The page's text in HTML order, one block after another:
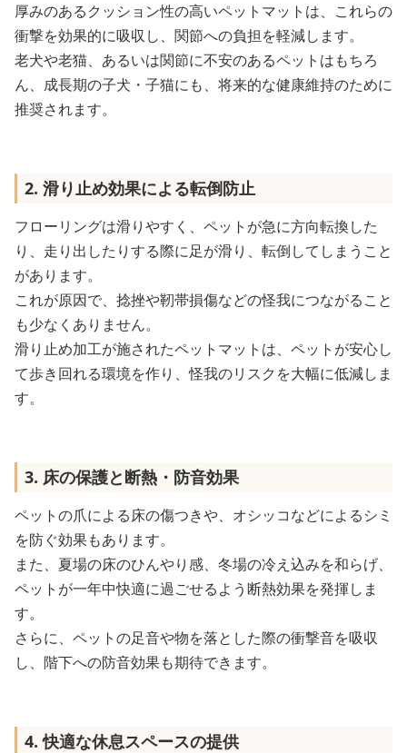
厚みのあるクッション性の高いペットマットは、これらの
衝撃を効果的に吸収し、関節への負担を軽減します。
老犬や老猫、あるいは関節に不安のあるペットはもちろ
ん、成長期の子犬・子猫にも、将来的な健康維持のために
推奨されます。
2. 滑り止め効果による転倒防止
フローリングは滑りやすく、ペットが急に方向転換した
り、走り出したりする際に足が滑り、転倒してしまうこと
があります。
これが原因で、捻挫や靭帯損傷などの怪我につながること
も少なくありません。
滑り止め加工が施されたペットマットは、ペットが安心し
て歩き回れる環境を作り、怪我のリスクを大幅に低減しま
す。
3. 床の保護と断熱・防音効果
ペットの爪による床の傷つきや、オシッコなどによるシミ
を防ぐ効果もあります。
また、夏場の床のひんやり感、冬場の冷え込みを和らげ、
ペットが一年中快適に過ごせるよう断熱効果を発揮しま
す。
さらに、ペットの足音や物を落とした際の衝撃音を吸収
し、階下への防音効果も期待できます。
4. 快適な休息スペースの提供